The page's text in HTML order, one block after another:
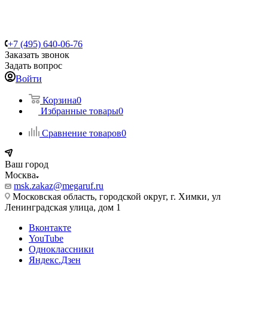
+7 (495) 640-06-76
Заказать звонок
Задать вопрос
Войти
Корзина0
Избранные товары0
Сравнение товаров0
Ваш город
Москва
msk.zakaz@megaruf.ru
Московская область, городской округ, г. Химки, ул
Ленинградская улица, дом 1
Вконтакте
YouTube
Одноклассники
Яндекс.Дзен